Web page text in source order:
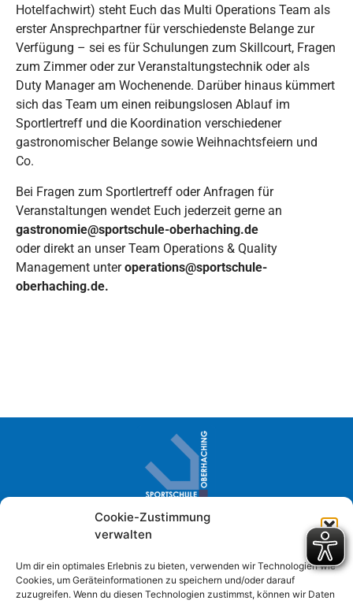
Cookie-Zustimmung
verwalten
Um dir ein optimales Erlebnis zu bieten, verwenden wir Technologien wie
Cookies, um Geräteinformationen zu speichern und/oder darauf
zuzugreifen. Wenn du diesen Technologien zustimmst, können wir Daten
Hotelfachwirt) steht Euch das Multi Operations Team als
erster Ansprechpartner für verschiedenste Belange zur
Verfügung – sei es für Schulungen zum Skillcourt, Fragen
zum Zimmer oder zur Veranstaltungstechnik oder als
Duty Manager am Wochenende. Darüber hinaus kümmert
sich das Team um einen reibungslosen Ablauf im
Sportlertreff und die Koordination verschiedener
gastronomischer Belange sowie Weihnachtsfeiern und
Co.
Bei Fragen zum Sportlertreff oder Anfragen für
Veranstaltungen wendet Euch jederzeit gerne an
gastronomie@sportschule-oberhaching.de
oder direkt an unser Team Operations & Quality
Management unteroperations@sportschule-
oberhaching.de.
Sportschule Oberhaching · Im Loh 2
+49 (0) 89 61384-0
info@sportschule-oberhaching.de